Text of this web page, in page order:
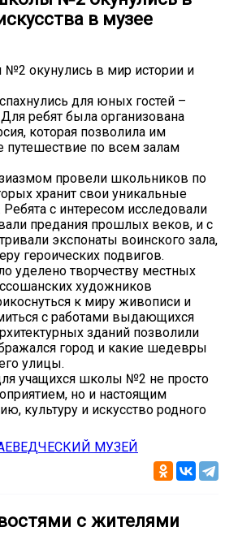
в музее
окунулись в мир истории и
для юных гостей –
ребят была организована
которая позволила им
путешествие по всем залам
провели школьников по
хранит свои уникальные
с интересом исследовали
предания прошлых веков, и с
экспонаты воинского зала,
героических подвигов.
уделено творчеству местных
художников
к миру живописи и
с работами выдающихся
зданий позволили
город и какие шедевры
улицы.
учащихся школы №2 не просто
но и настоящим
культуру и искусство родного
МУЗЕЙ
с жителями